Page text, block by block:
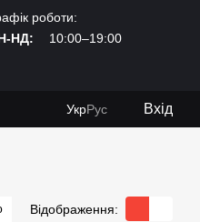
роботи:
НД:
10:00–19:00
УкрРус Вхід
Відображення: